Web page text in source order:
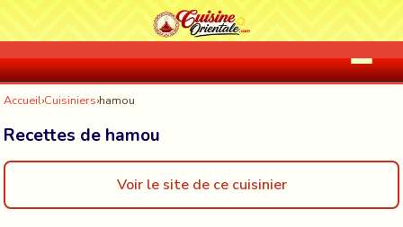
Accueil›Cuisiniers›hamou
Recettes de hamou
Voir le site de ce cuisinier